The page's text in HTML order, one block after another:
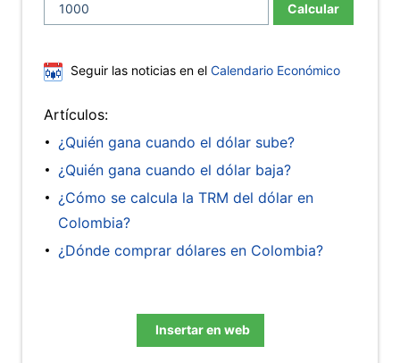
Calcular
Seguir las noticias en el Calendario Económico
Artículos:
¿Quién gana cuando el dólar sube?
¿Quién gana cuando el dólar baja?
¿Cómo se calcula la TRM del dólar en
Colombia?
¿Dónde comprar dólares en Colombia?
Insertar en web